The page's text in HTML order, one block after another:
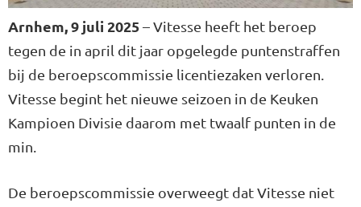
Arnhem, 9 juli 2025 – Vitesse heeft het beroep
tegen de in april dit jaar opgelegde puntenstraffen
bij de beroepscommissie licentiezaken verloren.
Vitesse begint het nieuwe seizoen in de Keuken
Kampioen Divisie daarom met twaalf punten in de
min.
De beroepscommissie overweegt dat Vitesse niet